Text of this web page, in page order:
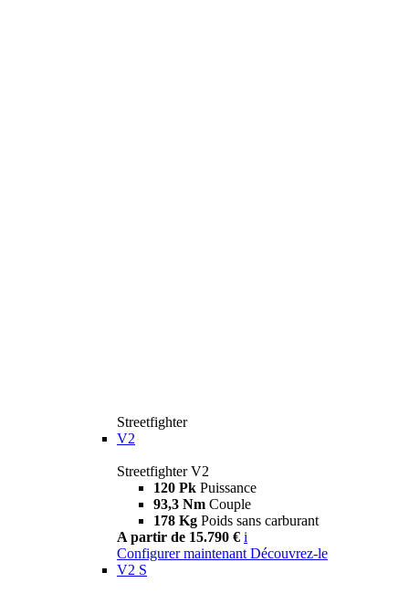
Streetfighter
V2
Streetfighter V2
120 Pk Puissance
93,3 Nm Couple
178 Kg Poids sans carburant
A partir de 15.790 € i
Configurer maintenant Découvrez-le
V2 S